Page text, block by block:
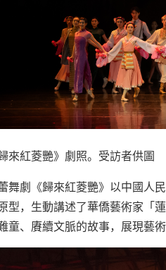
來紅菱艷》劇照。受訪者供圖
舞劇《歸來紅菱艷》以中國人
型，生動講述了華僑藝術家「
童、賡續文脈的故事，展現藝